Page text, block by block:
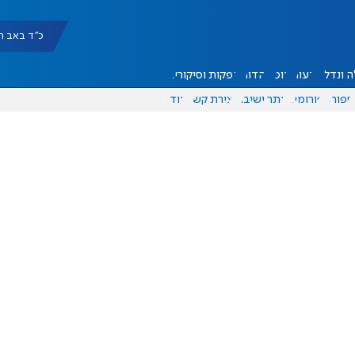
כ"ד באב תשפ"ו
ונדל"ן דעות אוכל יהדות הפקות וסיקורים
ספורט פורומים אתר ישיבה יצירת קשר עוד